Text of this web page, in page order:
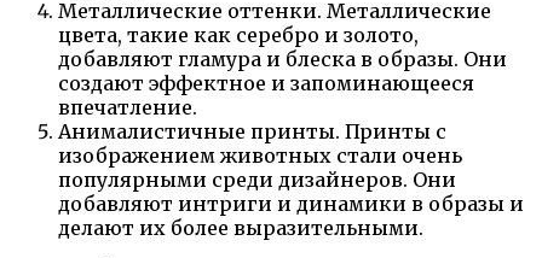
Металлические оттенки. Металлические
цвета, такие как серебро и золото,
добавляют гламура и блеска в образы. Они
создают эффектное и запоминающееся
впечатление.
Анималистичные принты. Принты с
изображением животных стали очень
популярными среди дизайнеров. Они
добавляют интриги и динамики в образы и
делают их более выразительными.